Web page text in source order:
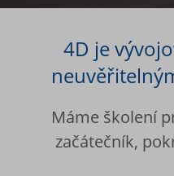
4D je
Máme školení
začátečník,